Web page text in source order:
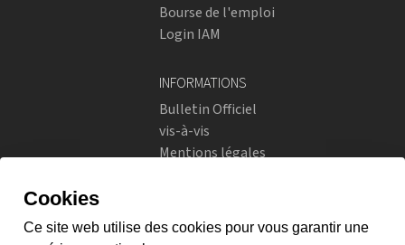
Bourse de l'emploi
Login IAM
INFORMATIONS
Bulletin Officiel
vis-à-vis
Mentions légales